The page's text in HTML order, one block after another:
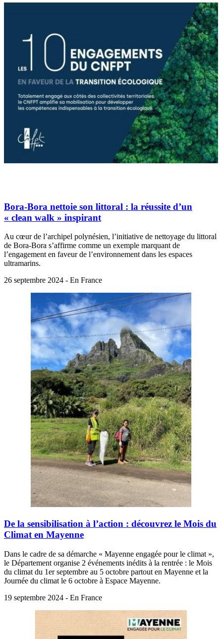
Bora-Bora nettoie son littoral : la réussite d’un
« clean walk » inspirant
Au cœur de l’archipel polynésien, l’initiative de nettoyage du littoral
de Bora-Bora s’affirme comme un exemple marquant de
l’engagement en faveur de l’environnement dans les espaces
ultramarins.
26 septembre 2024 - En France
De la sensibilisation à l’action : découvrez le Mois du
Climat en Mayenne
Dans le cadre de sa démarche « Mayenne engagée pour le climat »,
le Département organise 2 événements inédits à la rentrée : le Mois
du climat du 1er septembre au 5 octobre partout en Mayenne et la
Journée du climat le 6 octobre à Espace Mayenne.
19 septembre 2024 - En France